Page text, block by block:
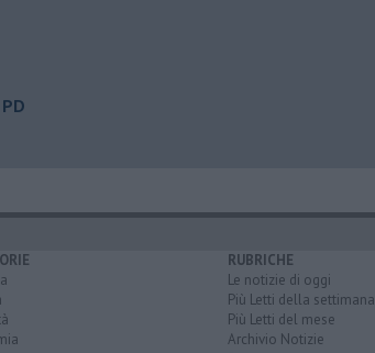
RUBRICHE
Le notizie di oggi
Più Letti della settimana
Più Letti del mese
Archivio Notizie